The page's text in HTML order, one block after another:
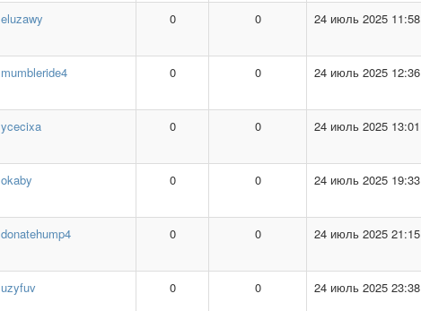
eluzawy 0 0 24 июль 2025 11:58
mumbleride4 0 0 24 июль 2025 12:36
ycecixa 0 0 24 июль 2025 13:01
okaby 0 0 24 июль 2025 19:33
donatehump4 0 0 24 июль 2025 21:15
uzyfuv 0 0 24 июль 2025 23:38